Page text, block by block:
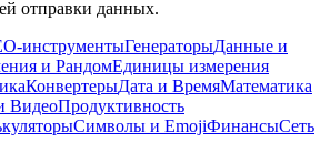
отправки данных.
инструментыГенераторыДанные и
и РандомЕдиницы измерения
КонвертерыДата и ВремяМатематика
ВидеоПродуктивность
Символы и EmojiФинансыСеть